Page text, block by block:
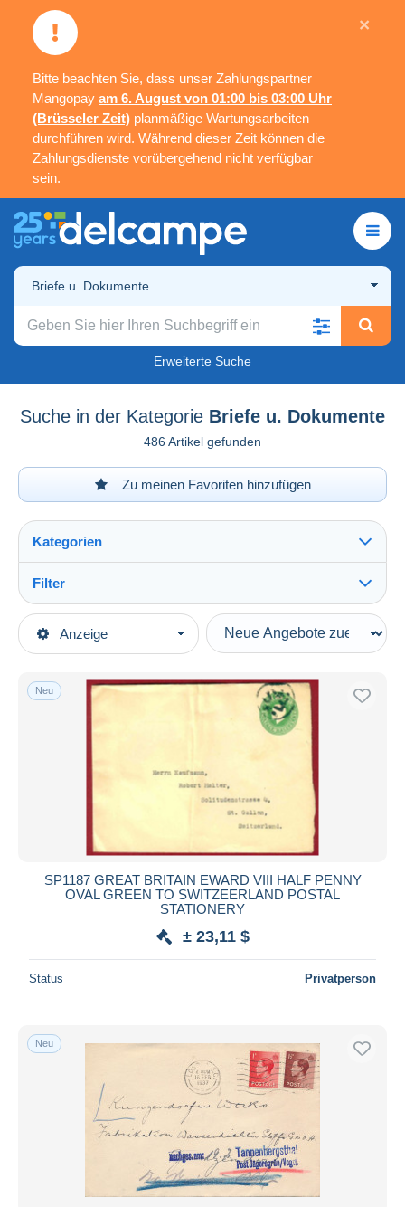
Bitte beachten Sie, dass unser Zahlungspartner
Mangopay am 6. August von 01:00 bis 03:00 Uhr
(Brüsseler Zeit) planmäßige Wartungsarbeiten
durchführen wird. Während dieser Zeit können die
Zahlungsdienste vorübergehend nicht verfügbar
sein.
×
Briefe u. Dokumente
Erweiterte Suche
Suche in der Kategorie Briefe u. Dokumente
486 Artikel gefunden
Zu meinen Favoriten hinzufügen
Anzeige
Kategorien
Hauptkategorien
Europa
1936-1937 Edward VIII
Filter
Art der Verkäufe
Laufende Angebote
Festpreise
Auktionen ohne Gebote
Verkauft
Alle Laufzeiten
Endet in
Von $
PayPal
Banküberweisung
Visa
Mastercard
Bancontact
Neu
SP1187 GREAT BRITAIN EWARD VIII HALF PENNY
OVAL GREEN TO SWITZEERLAND POSTAL
STATIONERY
± 23,11 $
Status Privatperson
Neu